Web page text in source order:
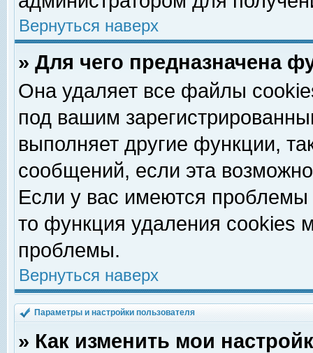
Вернуться наверх
» Для чего предназначена
Она удаляет все файлы
под вашим
выполняет другие функции,
сообщений, если эта
Если у вас имеются
то функция удаления cookies
проблемы.
Вернуться наверх
Параметры и настройки пользователя
» Как изменить мои